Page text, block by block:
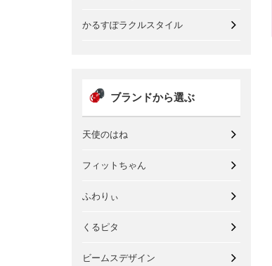
かるすぽラクルスタイル
ブランドから選ぶ
天使のはね
フィットちゃん
ふわりぃ
くるピタ
ビームスデザイン